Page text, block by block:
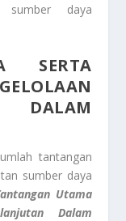
sumber daya
SERTA
DALAM
tantangan
sumber daya
Utama
Dalam